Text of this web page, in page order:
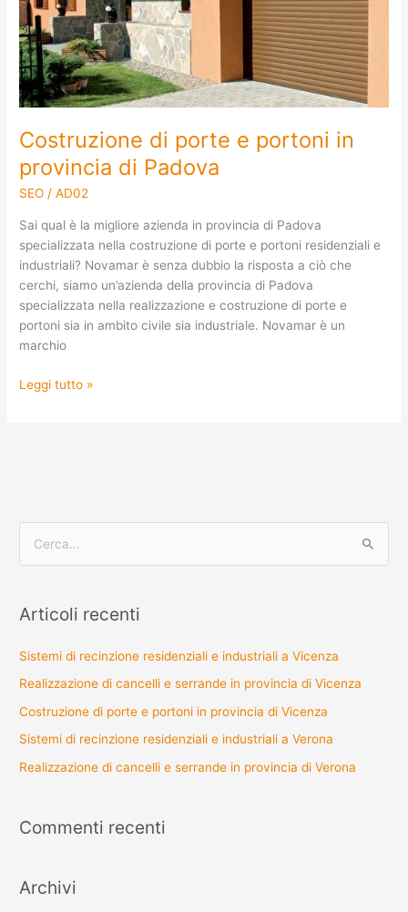
Costruzione di porte e portoni in
provincia di Padova
SEO /AD02
Sai qual è la migliore azienda in provincia di Padova
specializzata nella costruzione di porte e portoni residenziali e
industriali? Novamar è senza dubbio la risposta a ciò che
cerchi, siamo un’azienda della provincia di Padova
specializzata nella realizzazione e costruzione di porte e
portoni sia in ambito civile sia industriale. Novamar è un
marchio
in
provincia
di
Padova
Leggi tutto »
c
Articoli recenti
Sistemi di recinzione residenziali e industriali a Vicenza
Realizzazione di cancelli e serrande in provincia di Vicenza
Costruzione di porte e portoni in provincia di Vicenza
Sistemi di recinzione residenziali e industriali a Verona
Realizzazione di cancelli e serrande in provincia di Verona
Commenti recenti
Archivi